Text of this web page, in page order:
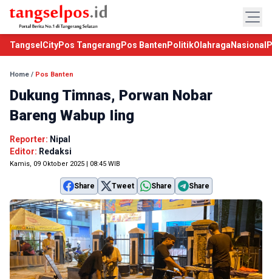
TangselCityPos Tangerang Pos Banten PolitikOlahraga Nasional
Home / Pos Banten
Dukung Timnas, Porwan Nobar
Bareng Wabup Iing
Reporter: Nipal
Editor: Redaksi
Kamis, 09 Oktober 2025 | 08:45 WIB
Share Tweet Share Share